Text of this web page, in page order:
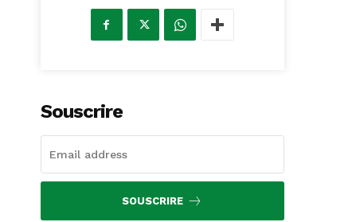
Souscrire
SOUSCRIRE